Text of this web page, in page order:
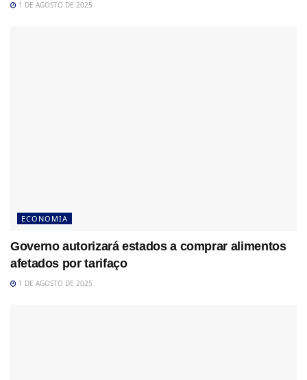
1 DE AGOSTO DE 2025
ECONOMIA
Governo autorizará estados a comprar alimentos
afetados por tarifaço
1 DE AGOSTO DE 2025